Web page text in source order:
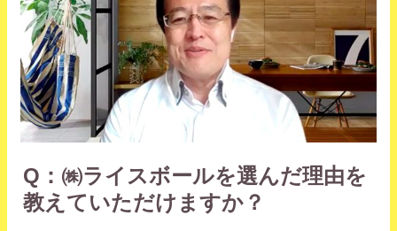
Q：㈱ライスボールを選んだ理由を
教えていただけますか？